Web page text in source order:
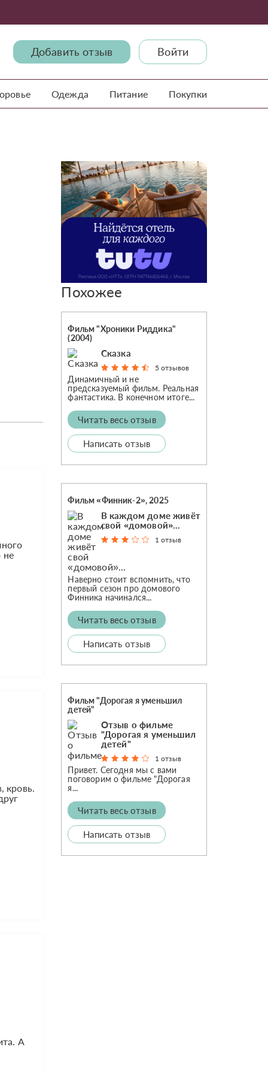
Добавить отзыв Войти
Одежда Питание Покупки
не
кровь.
А
Похожее
Фильм "Хроники Риддика"
(2004)
Сказка
5 отзывов
Динамичный и не
предсказуемый фильм. Реальная
фантастика. В конечном итоге...
Читать весь отзыв
Написать отзыв
Фильм «Финник-2», 2025
В каждом доме живёт
свой «домовой»...
1 отзыв
Наверно стоит вспомнить, что
первый сезон про домового
Финника начинался...
Читать весь отзыв
Написать отзыв
Фильм "Дорогая я уменьшил
детей"
Отзыв о фильме
"Дорогая я уменьшил
детей"
1 отзыв
Привет. Сегодня мы с вами
поговорим о фильме "Дорогая
я...
Читать весь отзыв
Написать отзыв